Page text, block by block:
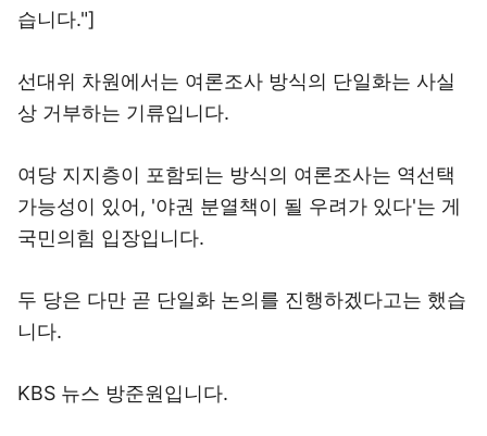
습니다."]
선대위 차원에서는 여론조사 방식의 단일화는 사실
상 거부하는 기류입니다.
여당 지지층이 포함되는 방식의 여론조사는 역선택
가능성이 있어, '야권 분열책이 될 우려가 있다'는 게
국민의힘 입장입니다.
두 당은 다만 곧 단일화 논의를 진행하겠다고는 했습
니다.
KBS 뉴스 방준원입니다.